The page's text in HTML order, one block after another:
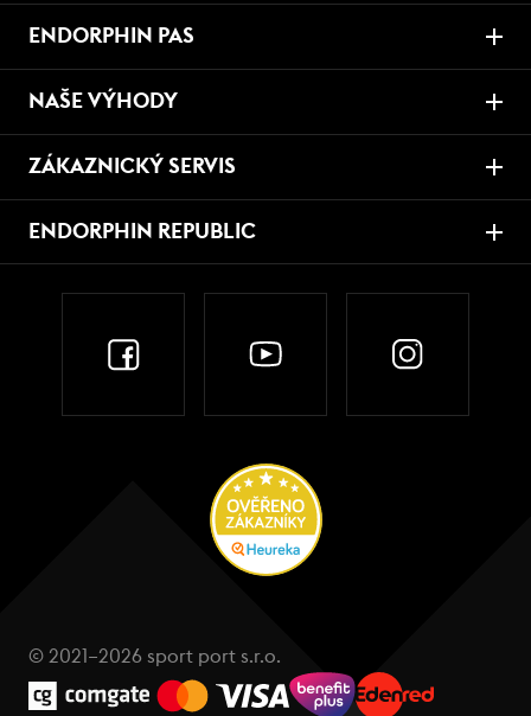
ENDORPHIN PAS
NAŠE VÝHODY
ZÁKAZNICKÝ SERVIS
ENDORPHIN REPUBLIC
© 2021–2026 sport port s.r.o.